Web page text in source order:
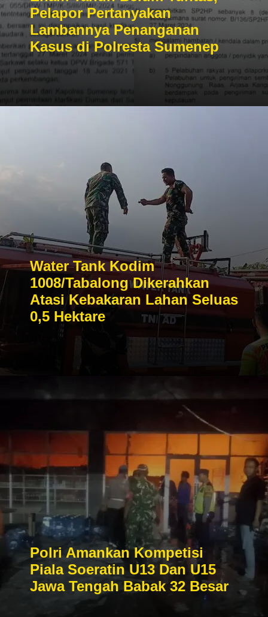
Pelapor Pertanyakan
Lambannya Penanganan
Kasus di Polresta Sumenep
Water Tank Kodim
1008/Tabalong Dikerahkan
Atasi Kebakaran Lahan Seluas
0,5 Hektare
Polri Amankan Kompetisi
Piala Soeratin U13 Dan U15
Jawa Tengah Babak 32 Besar